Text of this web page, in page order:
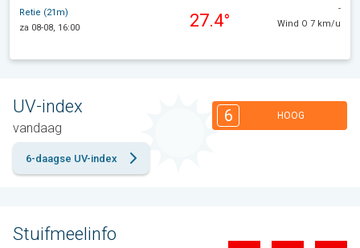
Retie (21m)
za 08-08, 16:00
27.4°
-
Wind O 7 km/u
UV-index
vandaag
6 HOOG
6-daagse UV-index
Stuifmeelinfo